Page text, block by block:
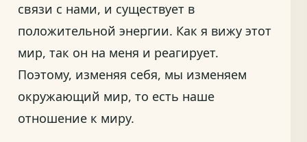
связи с нами, и существует в
положительной энергии. Как я вижу этот
мир, так он на меня и реагирует.
Поэтому, изменяя себя, мы изменяем
окружающий мир, то есть наше
отношение к миру.